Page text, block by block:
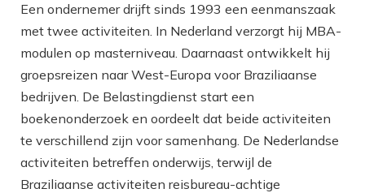
Een ondernemer drijft sinds 1993 een eenmanszaak
met twee activiteiten. In Nederland verzorgt hij MBA-
modulen op masterniveau. Daarnaast ontwikkelt hij
groepsreizen naar West-Europa voor Braziliaanse
bedrijven. De Belastingdienst start een
boekenonderzoek en oordeelt dat beide activiteiten
te verschillend zijn voor samenhang. De Nederlandse
activiteiten betreffen onderwijs, terwijl de
Braziliaanse activiteiten reisbureau-achtige